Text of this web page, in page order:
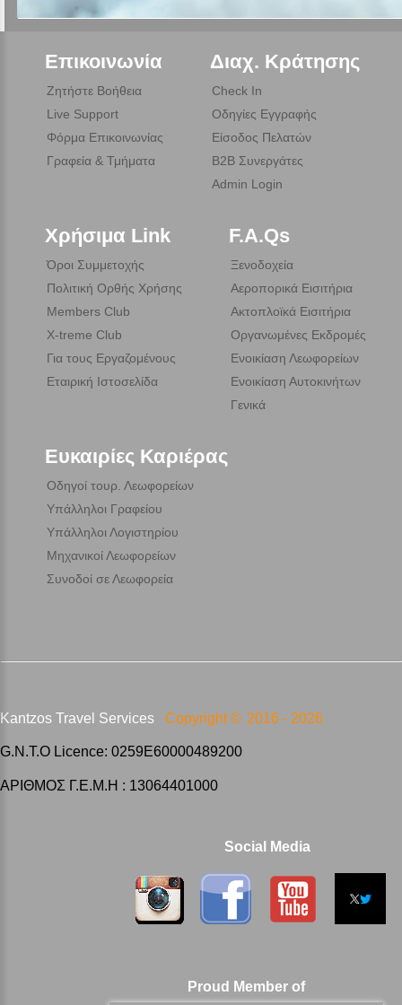
Επικοινωνία
Ζητήστε Βοήθεια
Live Support
Φόρμα Επικοινωνίας
Γραφεία & Τμήματα
Διαχ. Κράτησης
Check In
Οδηγίες Εγγραφής
Είσοδος Πελατών
B2B Συνεργάτες
Admin Login
Χρήσιμα Link
Όροι Συμμετοχής
Πολιτική Ορθής Χρήσης
Members Club
X-treme Club
Για τους Εργαζομένους
Εταιρική Ιστοσελίδα
F.A.Qs
Ξενοδοχεία
Αεροπορικά Εισιτήρια
Ακτοπλοϊκά Εισιτήρια
Οργανωμένες Εκδρομές
Ενοικίαση Λεωφορείων
Ενοικίαση Αυτοκινήτων
Γενικά
Ευκαιρίες Καριέρας
Οδηγοί τουρ. Λεωφορείων
Υπάλληλοι Γραφείου
Υπάλληλοι Λογιστηρίου
Μηχανικοί Λεωφορείων
Συνοδοί σε Λεωφορεία
Kantzos Travel Services Copyright © 2016 - 2026
G.N.T.O Licence: 0259E60000489200
ΑΡΙΘΜΟΣ Γ.Ε.Μ.Η : 13064401000
Social Media
Proud Member of